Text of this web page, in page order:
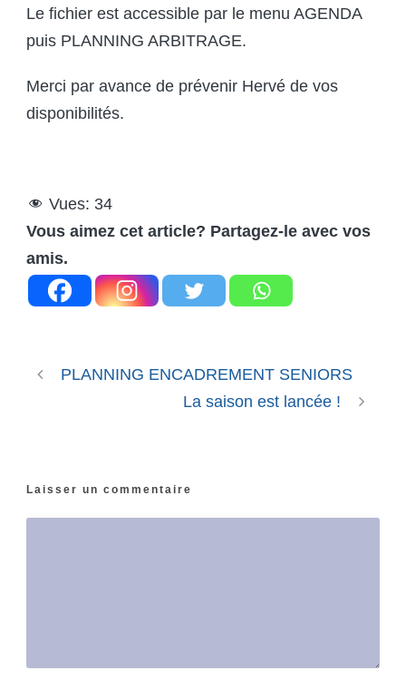
Le fichier est accessible par le menu AGENDA
puis PLANNING ARBITRAGE.
Merci par avance de prévenir Hervé de vos
disponibilités.
Vues: 34
Vous aimez cet article? Partagez-le avec vos
amis.
PLANNING ENCADREMENT SENIORS
La saison est lancée !
Laisser un commentaire